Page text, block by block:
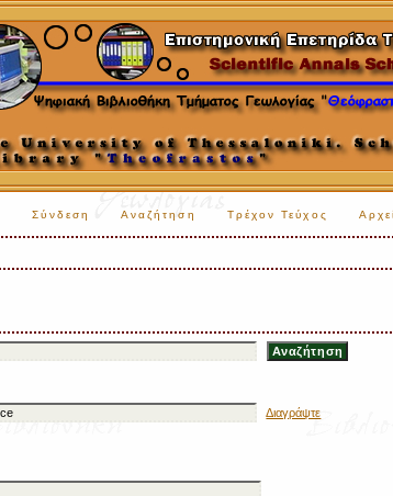
Σύνδεση Αναζήτηση Τρέχον Τεύχος
Διαγράψτε